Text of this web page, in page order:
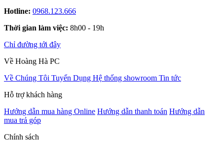
Hotline: 0968.123.666
Thời gian làm việc: 8h00 - 19h
Chỉ đường tới đây
Về Hoàng Hà PC
Về Chúng Tôi Tuyển Dụng Hệ thống showroom Tin tức
Hỗ trợ khách hàng
Hướng dẫn mua hàng Online Hướng dẫn thanh toán Hướng dẫn
mua trả góp
Chính sách